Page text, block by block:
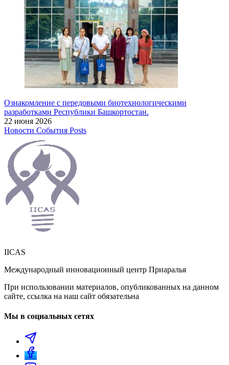
Ознакомление с передовыми биотехнологическими
разработками Республики Башкортостан.
22 июня 2026
Новости События Posts
IICAS
Международный инновационный центр Приаралья
При использовании материалов, опубликованных на данном
сайте, ссылка на наш сайт обязательна
Мы в социальных сетях